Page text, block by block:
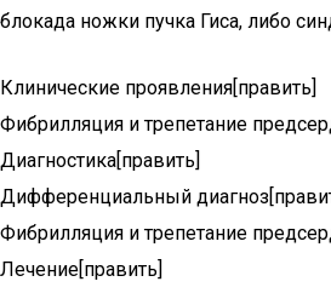
блокада ножки пучка Гиса, либо
Клинические проявления[править]
Фибрилляция и трепетание
Диагностика[править]
Дифференциальный
Фибрилляция и трепетание
Лечение[править]